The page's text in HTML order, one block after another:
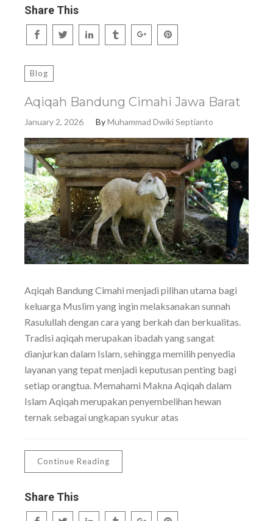
Share This
Blog
Aqiqah Bandung Cimahi Jawa Barat
January 2, 2026 ByMuhammad Dwiki Septianto
Aqiqah Bandung Cimahi menjadi pilihan utama bagi
keluarga Muslim yang ingin melaksanakan sunnah
Rasulullah dengan cara yang berkah dan berkualitas.
Tradisi aqiqah merupakan ibadah yang sangat
dianjurkan dalam Islam, sehingga memilih penyedia
layanan yang tepat menjadi keputusan penting bagi
setiap orangtua. Memahami Makna Aqiqah dalam
Islam Aqiqah merupakan penyembelihan hewan
ternak sebagai ungkapan syukur atas
Continue Reading
Share This